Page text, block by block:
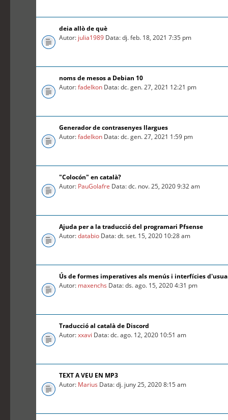
deia allò de què
Autor: julia1989 Data: dj. feb. 18, 2021 7:35 pm
noms de mesos a Debian 10
Autor:fadelkon Data: dc. gen. 27, 2021 12:21 pm
Generador de contrasenyes llargues
Autor:fadelkon Data: dc. gen. 27, 2021 1:59 pm
"Colocón" en català?
Autor: PauGolafre Data: dc. nov. 25, 2020 9:32 am
Ajuda per a la traducció del programari Pfsense
Autor:databio Data: dt. set. 15, 2020 10:28 am
Ús de formes imperatives als menús i interfícies
Autor: maxenchs Data: ds. ago. 15, 2020 4:31 pm
Traducció al català de Discord
Autor:xxavi Data: dc. ago. 12, 2020 10:51 am
TEXT A VEU EN MP3
Autor: Marius Data: dj. juny 25, 2020 8:15 am